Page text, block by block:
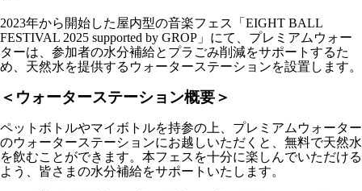
2023年から開始した屋内型の音楽フェス「EIGHT BALL
FESTIVAL 2025 supported by GROP」にて、プレミアムウォー
ターは、参加者の水分補給とプラごみ削減をサポートするた
め、天然水を提供するウォーターステーションを設置します。
＜ウォーターステーション概要＞
ペットボトルやマイボトルを持参の上、プレミアムウォーター
のウォーターステーションにお越しいただくと、無料で天然水
を飲むことができます。本フェスを十分に楽しんでいただける
よう、皆さまの水分補給をサポートいたします。